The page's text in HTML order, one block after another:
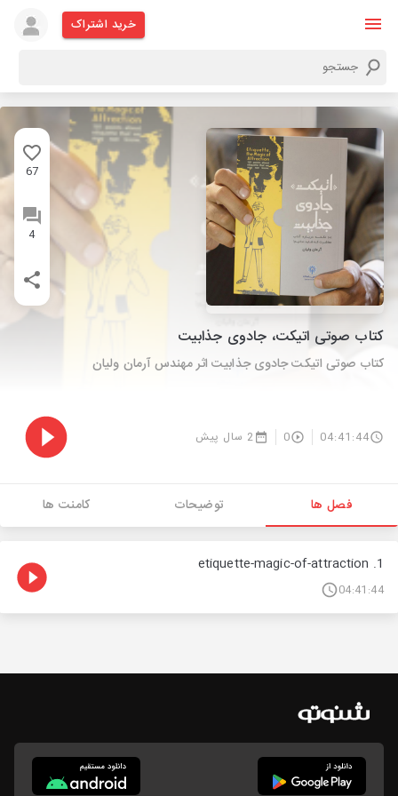
خرید اشتراک
67
4
کتاب صوتی اتیکت، جادوی جذابیت
کتاب صوتی اتیکت جادوی جذابیت اثر مهندس آرمان ولیان
04:41:44
0 2 سال پیش
فصل ها توضیحات کامنت ها
1. etiquette-magic-of-attraction
04:41:44